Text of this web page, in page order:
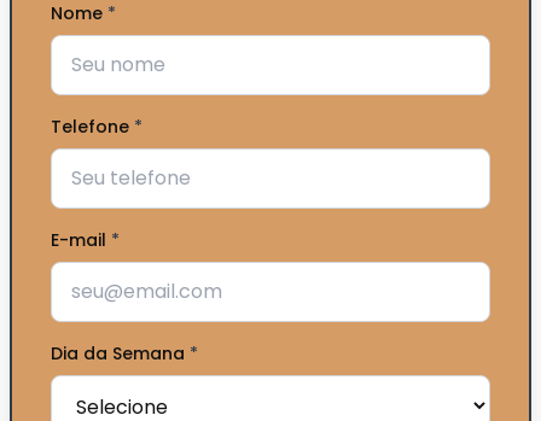
Nome *
Telefone *
E-mail *
Dia da Semana *